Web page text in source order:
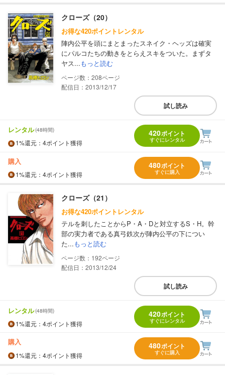
クローズ（20）
お得な420ポイントレンタル
陣内公平を頭にまとまったスネイク・ヘッズは確実
にパルコたちの動きをとらえスキをついた。まずタ
ヤス...もっと読む
208
配信日：2013/12/17
試し読み
レンタル(48時間)
1%還元 ：4ポイント獲得
420ポイント
すぐにレンタル
購入
1%還元 ：4ポイント獲得
480ポイント
すぐに購入
クローズ（21）
お得な420ポイントレンタル
テルを刺したことからP・A・Dと対立するS・H。幹
部の実力者である真弓鉄次が陣内公平の下につい
た...もっと読む
192
配信日：2013/12/24
試し読み
レンタル(48時間)
1%還元 ：4ポイント獲得
420ポイント
すぐにレンタル
購入
1%還元 ：4ポイント獲得
480ポイント
すぐに購入